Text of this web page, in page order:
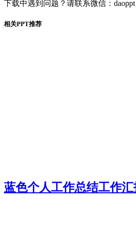
下载中遇到问题？请联系微信：daoppt
相关PPT推荐
蓝色个人工作总结工作